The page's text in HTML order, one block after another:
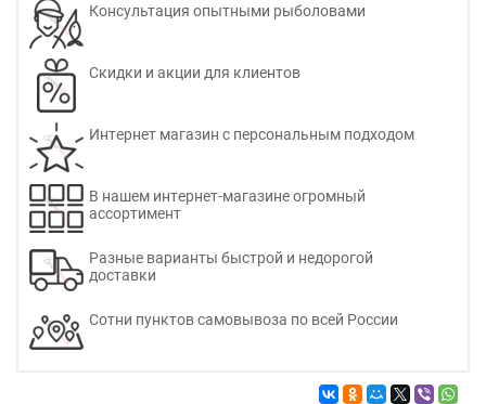
Консультация опытными рыболовами
Скидки и акции для клиентов
Интернет магазин с персональным подходом
В нашем интернет-магазине огромный
ассортимент
Разные варианты быстрой и недорогой
доставки
Сотни пунктов самовывоза по всей России